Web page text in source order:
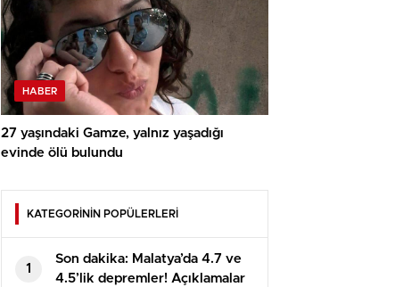
HABER
27 yaşındaki Gamze, yalnız yaşadığı
evinde ölü bulundu
KATEGORİNİN POPÜLERLERİ
1
Son dakika: Malatya’da 4.7 ve
4.5’lik depremler! Açıklamalar